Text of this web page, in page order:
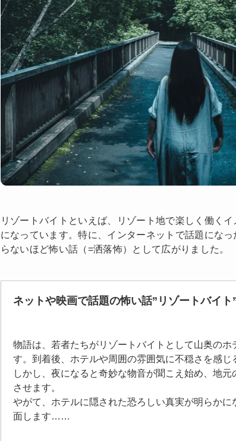
リゾートバイトといえば、リゾート地で楽しく働く
になっています。特に、インターネットで話題にな
らないほど怖い話（=洒落怖）として広がりました。
ネットや映画で話題の怖い話”リゾートバイト
物語は、若者たちがリゾートバイトとして山奥のホ
す。到着後、ホテルや周囲の雰囲気に不穏さを感じ
しかし、夜になると奇妙な物音が聞こえ始め、地
させます。
やがて、ホテルに隠された恐ろしい真実が明らか
面します……